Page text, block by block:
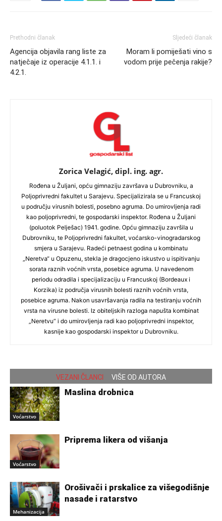
Prethodni članak
Agencija objavila rang liste za
natječaje iz operacije 4.1.1. i
4.2.1.
Sljedeći članak
Moram li pomiješati vino s
vodom prije pečenja rakije?
Zorica Velagić, dipl. ing. agr.
Rođena u Žuljani, opću gimnaziju završava u Dubrovniku, a
Poljoprivredni fakultet u Sarajevu. Specijalizirala se u Francuskoj
u području virusnih bolesti, posebno agruma. Do umirovljenja radi
kao poljoprivredni, te gospodarski inspektor. Rođena u Žuljani
(poluotok Pelješac) 1941. godine. Opću gimnaziju završila u
Dubrovniku, te Poljoprivredni fakultet, voćarsko-vinogradarskog
smjera u Sarajevu. Radeći petnaest godina u kombinatu
„Neretva“ u Opuzenu, stekla je dragocjeno iskustvo u ispitivanju
sorata raznih voćnih vrsta, posebice agruma. U navedenom
periodu odradila i specijalizaciju u Francuskoj (Bordeaux i
Korzika) iz područja virusnih bolesti raznih voćnih vrsta,
posebice agruma. Nakon usavršavanja radila na testiranju voćnih
vrsta na virusne bolesti. Iz obiteljskih razloga napušta kombinat
„Neretvu“ i do umirovljenja radi kao poljoprivredni inspektor,
kasnije kao gospodarski inspektor u Dubrovniku.
VEZANI ČLANCI VIŠE OD AUTORA
Voćarstvo
Maslina drobnica
Voćarstvo
Priprema likera od višanja
Mehanizacija
Orošivači i prskalice za višegodišnje
nasade i ratarstvo